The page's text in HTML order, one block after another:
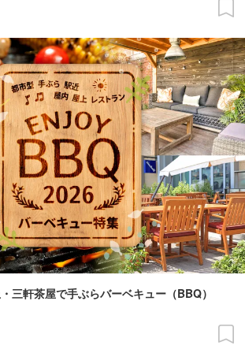
三軒茶屋で手ぶらバーベキュー（BBQ）